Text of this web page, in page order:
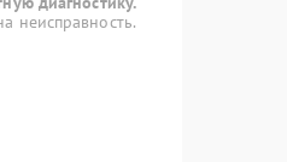
неисправность.